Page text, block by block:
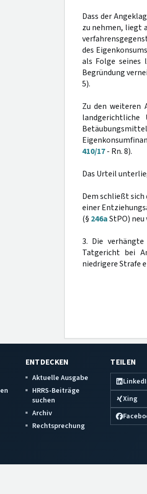
Dass der
zu nehmen, liegt
des
als Folge seines
Begründung
5).
Zu den weiteren
410/17- Rn. 8).
Das Urteil
Dem schließt sich
einer
(§ 246aStPO)
3. Die
Tatgericht bei
niedrigere Strafe
ENTDECKEN
Aktuelle Ausgabe
HRRS-Beiträge
suchen
Archiv
Rechtsprechung
TEILEN
Xing